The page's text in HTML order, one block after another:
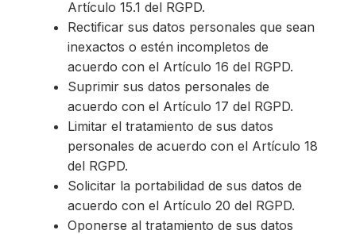
Artículo 15.1 del RGPD.
Rectificar sus datos personales que sean
inexactos o estén incompletos de
acuerdo con el Artículo 16 del RGPD.
Suprimir sus datos personales de
acuerdo con el Artículo 17 del RGPD.
Limitar el tratamiento de sus datos
personales de acuerdo con el Artículo 18
del RGPD.
Solicitar la portabilidad de sus datos de
acuerdo con el Artículo 20 del RGPD.
Oponerse al tratamiento de sus datos